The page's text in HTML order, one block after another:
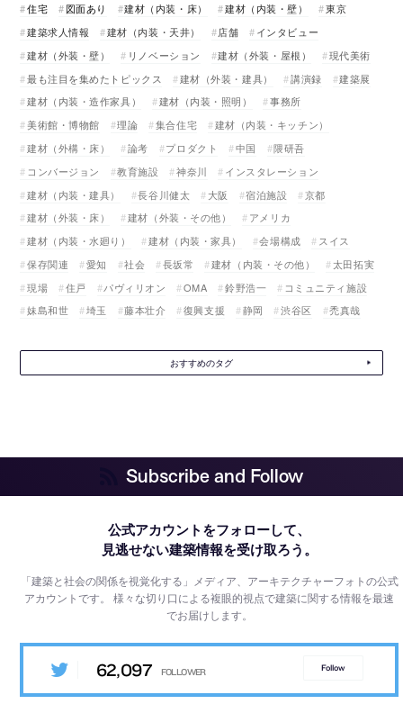
住宅 図面あり 建材（内装・床） 建材（内装・壁）
東京
建築求人情報
建材（内装・天井） 店舗
インタビュー
建材（外装・壁）
リノベーション 建材（外装・屋根）
現代美術
最も注目を集めたトピックス
建材（外装・建具） 講演録
建築展
建材（内装・造作家具）
建材（内装・照明）
事務所
美術館・博物館
理論 集合住宅
建材（内装・キッチン）
建材（外構・床）
論考 プロダクト 中国
隈研吾
コンバージョン
教育施設 神奈川
インスタレーション
建材（内装・建具）
長谷川健太 大阪 宿泊施設
京都
建材（外装・床）
建材（外装・その他）
アメリカ
建材（内装・水廻り）
建材（内装・家具） 会場構成
スイス
保存関連
愛知 社会 長坂常 建材（内装・その他）
太田拓実
現場
住戸 パヴィリオン OMA 鈴野浩一
コミュニティ施設
妹島和世
埼玉 藤本壮介 復興支援 静岡 渋谷区 禿真哉
おすすめのタグ
Subscribe and Follow
公式アカウントをフォローして、
見逃せない建築情報を受け取ろう。
「建築と社会の関係を視覚化する」メディア、アーキテクチャーフォトの公式
アカウントです。様々な切り口による複眼的視点で建築に関する情報を最速
でお届けします。
62,097 Follow